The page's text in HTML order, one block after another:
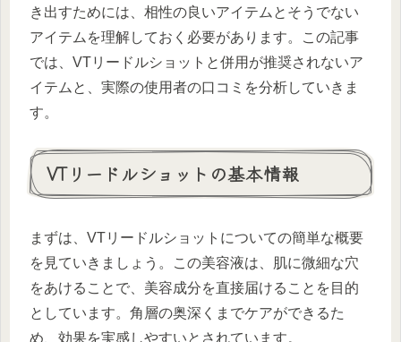
き出すためには、相性の良いアイテムとそうでない
アイテムを理解しておく必要があります。この記事
では、VTリードルショットと併用が推奨されないア
イテムと、実際の使用者の口コミを分析していきま
す。
VTリードルショットの基本情報
まずは、VTリードルショットについての簡単な概要
を見ていきましょう。この美容液は、肌に微細な穴
をあけることで、美容成分を直接届けることを目的
としています。角層の奥深くまでケアができるた
め、効果を実感しやすいとされています。